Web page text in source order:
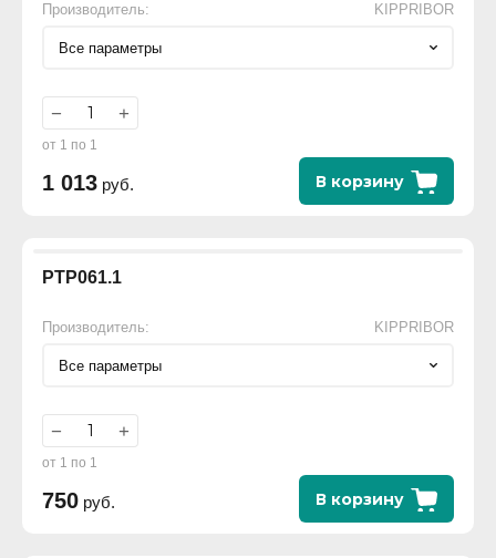
Производитель: KIPPRIBOR
Все параметры
− +
от 1 по 1
1 013 руб. В корзину
РТР061.1
Производитель: KIPPRIBOR
Все параметры
− +
от 1 по 1
750 руб. В корзину